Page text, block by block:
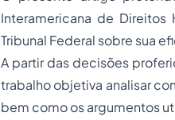
Interamericana de
Tribunal Federal sobre sua
A partir das decisões
trabalho objetiva analisar
bem como os argumentos